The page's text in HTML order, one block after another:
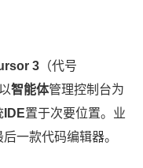
3 （代号
智能体管理控制台为
IDE置于次要位置。业
一款代码编辑器。